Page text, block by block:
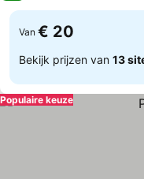
Van € 20
Bekijk prijzen van 13
Populaire keuze